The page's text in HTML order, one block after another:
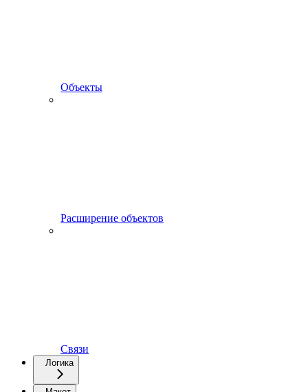
Объекты
Расширение объектов
Связи
Логика